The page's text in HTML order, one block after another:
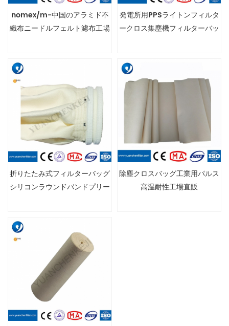
nomex/m-中国のアラミド不
織布ニードルフェルト濾布工場
発電所用PPSライトンフィルタ
ークロス集塵機フィルターバッ
折りたたみ式フィルターバッグ
シリコンラウンドバンドプリー
除塵クロスバッグ工業用パルス
高温耐性工場直販